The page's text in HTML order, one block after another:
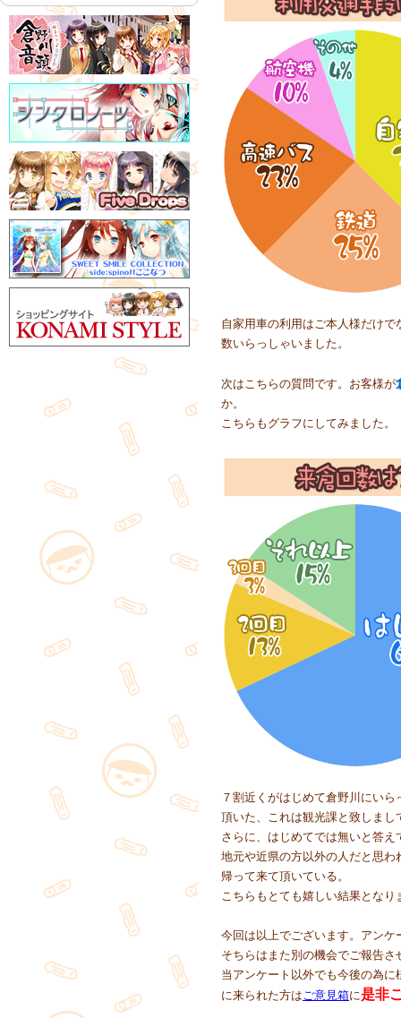
自家用車の利用はご本人様だけ
数いらっしゃいました。
次はこちらの質問です。お客様が
か。
こちらもグラフにしてみました。
７割近くがはじめて倉野川にい
頂いた、これは観光課と致しまし
さらに、はじめてでは無いと答
地元や近県の方以外の人だと思
帰って来て頂いている。
こちらもとても嬉しい結果となり
今回は以上でございます。アン
そちらはまた別の機会でご報告
当アンケート以外でも今後の為
に来られた方はご意見箱に是非